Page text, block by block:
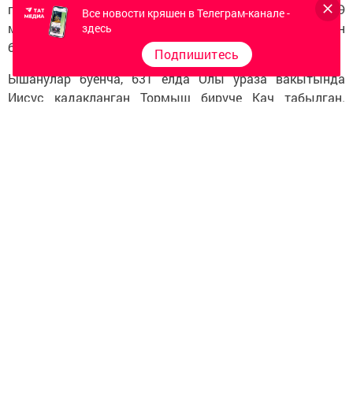
генә ышанганда, ураза тоту, әлбәттә, авыр булыр. Ә
менә Ходай ярдәме белән уразаны тотарбыз һәм аннан
бәрәкәт алырбыз.
Ышанулар буенча, 631 елда Олы ураза вакытында
Иисус кадакланган Тормыш бирүче Кач табылган.
Все новости кряшен в Телеграм-канале -
здесь
Подпишитесь